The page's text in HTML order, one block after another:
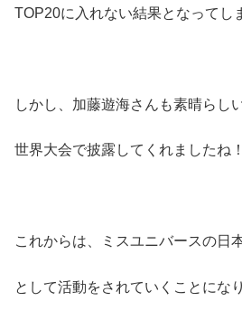
TOP20に入れない結果となってし
しかし、加藤遊海さんも素晴らし
世界大会で披露してくれましたね
これからは、ミスユニバースの日
として活動をされていくことにな